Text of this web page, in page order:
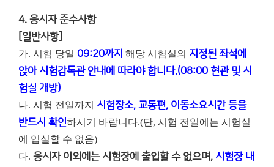
4. 응시자 준수사항
[일반사항]
가. 시험 당일 09:20까지 해당 시험실의 지정된 좌석에
앉아 시험감독관 안내에 따라야 합니다.(08:00 현관 및 시
험실 개방)
나. 시험 전일까지 시험장소, 교통편, 이동소요시간 등을
반드시 확인하시기 바랍니다.(단, 시험 전일에는 시험실
에 입실할 수 없음)
다. 응시자 이외에는 시험장에 출입할 수 없으며, 시험장 내